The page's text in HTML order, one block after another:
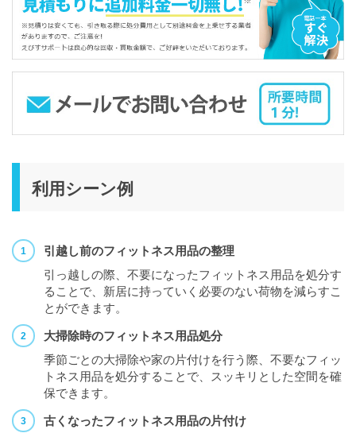
利用シーン例
引越し前のフィットネス用品の整理
引っ越しの際、不要になったフィットネス用品を処分す
ることで、新居に持っていく必要のない荷物を減らすこ
とができます。
大掃除時のフィットネス用品処分
季節ごとの大掃除や家の片付けを行う際、不要なフィッ
トネス用品を処分することで、スッキリとした空間を確
保できます。
古くなったフィットネス用品の片付け